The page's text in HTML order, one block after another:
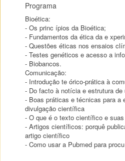
Programa
Bioética:
- Os princ ípios da Bioética;
- Fundamentos da ética da e
- Questões éticas nos ensaios
- Testes genéticos e acesso a
- Biobancos.
Comunicação:
- Introdução te órico-prática à
- Do facto à notícia e estrutura
- Boas práticas e técnicas para a
divulgação científica
- O que é o texto científico e
- Artigos científicos: porquê
artigo científico
- Como usar a Pubmed para